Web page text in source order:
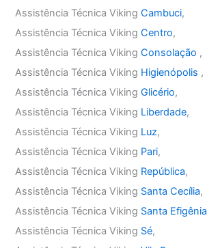
Assistência Técnica VikingCambuci,
Assistência Técnica VikingCentro,
Assistência Técnica VikingConsolação ,
Assistência Técnica Viking Higienópolis ,
Assistência Técnica VikingGlicério,
Assistência Técnica Viking Liberdade,
Assistência Técnica Viking Luz,
Assistência Técnica Viking Pari,
Assistência Técnica Viking República,
Assistência Técnica Viking Santa Cecília,
Assistência Técnica Viking Santa Efigênia
Assistência Técnica Viking Sé,